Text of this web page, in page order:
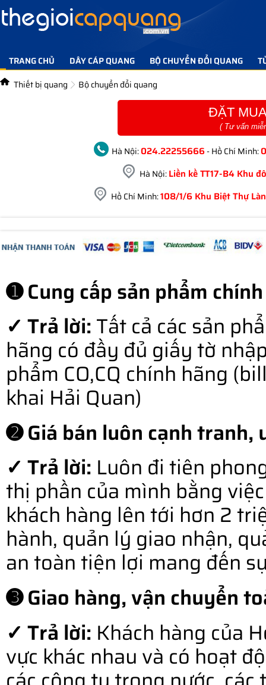
TRANG CHỦ DÂY CÁP QUANG BỘ CHUYỂN ĐỔI QUANG
TIN TỨC GIẢI PHÁP
LIÊN HỆ
Thiết bị quang Bộ chuyển đổi quang
ĐẶT
( Tư vấn
Hà Nội:024.22255666 - Hồ Chí Minh:
Hà Nội:Liền kề TT17-B4 Khu
Hồ Chí Minh:108/1/6 Khu Biệt Thự
➊ Cung cấp sản phẩm
✓ Trả lời:Tất cả các sản
hãng có đầy đủ giấy tờ
phẩm CO,CQ chính hãng
khai Hải Quan)
➋ Giá bán luôn cạnh tranh,
✓ Trả lời: Luôn đi tiên
thị phần của mình bằng
khách hàng lên tới hơn 2
hành, quản lý giao nhận,
an toàn tiện lợi mang đến
➌ Giao hàng, vận chuyển
✓ Trả lời: Khách hàng của
vực khác nhau và có hoạt